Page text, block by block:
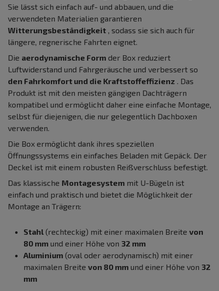
Sie lässt sich einfach auf- und abbauen, und die
verwendeten Materialien garantieren
Witterungsbeständigkeit , sodass sie sich auch für
längere, regnerische Fahrten eignet.
Die aerodynamische Form der Box reduziert
Luftwiderstand und Fahrgeräusche und verbessert so
den Fahrkomfort und die Kraftstoffeffizienz . Das
Produkt ist mit den meisten gängigen Dachträgern
kompatibel und ermöglicht daher eine einfache Montage,
selbst für diejenigen, die nur gelegentlich Dachboxen
verwenden.
Die Box ermöglicht dank ihres speziellen
Öffnungssystems ein einfaches Beladen mit Gepäck. Der
Deckel ist mit einem robusten Reißverschluss befestigt.
Das klassische Montagesystem mit U-Bügeln ist
einfach und praktisch und bietet die Möglichkeit der
Montage an Trägern:
Stahl (rechteckig) mit einer maximalen Breite von
80 mm und einer Höhe von 32 mm
Aluminium (oval oder aerodynamisch) mit einer
maximalen Breite von 80 mm und einer Höhe von 32
mm